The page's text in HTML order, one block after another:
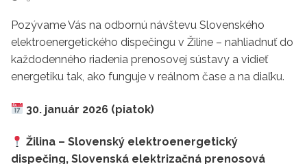
Pozývame Vás na odbornú návštevu Slovenského
elektroenergetického dispečingu v Žiline – nahliadnuť do
každodenného riadenia prenosovej sústavy a vidieť
energetiku tak, ako funguje v reálnom čase a na diaľku.
30. január 2026 (piatok)
Žilina – Slovenský elektroenergetický
dispečing, Slovenská elektrizačná prenosová